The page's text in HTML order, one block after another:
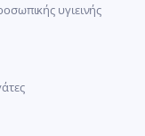
υγιεινής